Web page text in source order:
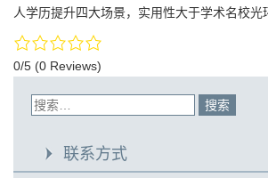
人学历提升四大场景，实用性大于学术名校光
0/5 (0 Reviews)
联系方式